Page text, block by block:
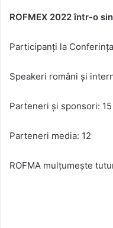
ROFMEX 2022 într-o
Participanți la
Speakeri români și
Parteneri și sponsori: 15
Parteneri media: 12
ROFMA mulțumește